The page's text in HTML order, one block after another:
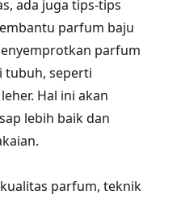
ada juga tips-tips
parfum baju
parfum
tubuh, seperti
Hal ini akan
lebih baik dan
parfum, teknik